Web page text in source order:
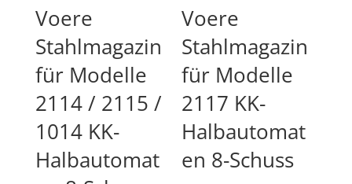
Voere
Stahlmagazin
für Modelle
2114 / 2115 /
1014 KK-
Halbautomat
Voere
Stahlmagazin
für Modelle
2117 KK-
Halbautomat
en 8-Schuss